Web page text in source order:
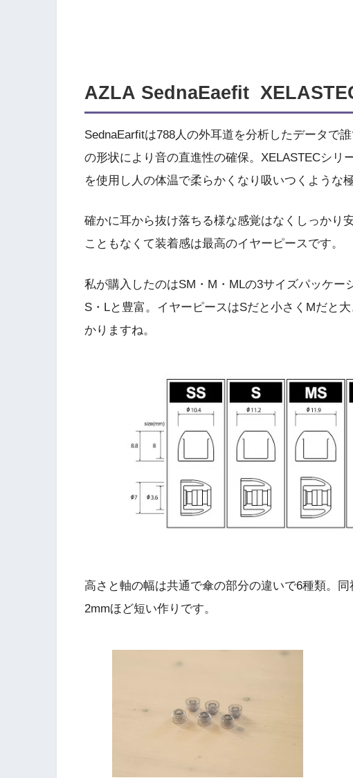
AZLA SednaEaefit
SednaEarfitは788人の外耳道を分析したデータで
の形状により音の直進性の確保。XELASTECシリ
を使用し人の体温で柔らかくなり吸いつくような
確かに耳から抜け落ちる様な感覚はなくしっかり
こともなくて装着感は最高のイヤーピースです。
私が購入したのはSM・M・MLの3サイズパッケー
S・Lと豊富。イヤーピースはSだと小さくMだと
かりますね。
高さと軸の幅は共通で傘の部分の違いで6種類。
2mmほど短い作りです。